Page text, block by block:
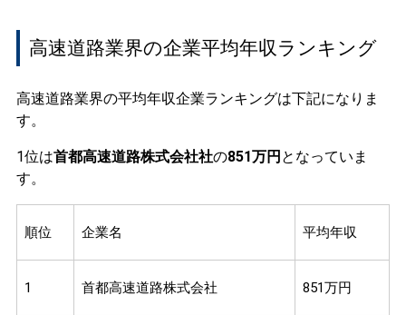
高速道路業界の企業平均年収ランキング
高速道路業界の平均年収企業ランキングは下記になりま
す。
1位は首都高速道路株式会社社の851万円 となっていま
す。
順位 企業名 平均年収
1 首都高速道路株式会社 851万円